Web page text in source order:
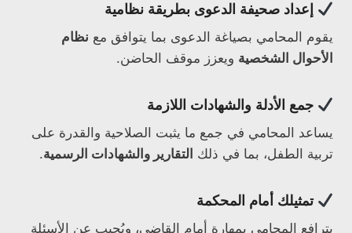
إعداد صحيفة الدعوى بطريقة نظامية
يقوم المحامي بصياغة الدعوى بما يتوافق مع نظام
الأحوال الشخصية ويعزز موقف الحاضن.
جمع الأدلة والشهادات اللازمة
يساعد المحامي في جمع ما يثبت الصلاحية والقدرة على
تربية الطفل، بما في ذلك التقارير والشهادات الرسمية.
تمثيلك أمام المحكمة
يترافع المحامي بمهارة أمام القاضي، ويُجيب عن الأسئلة